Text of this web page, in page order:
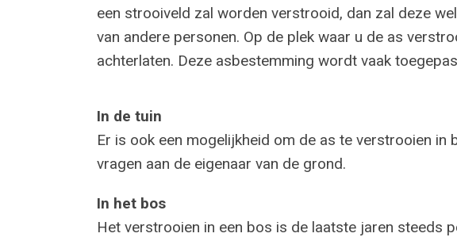
een strooiveld zal worden verstrooid, dan zal deze
van andere personen. Op de plek waar u de as
achterlaten. Deze asbestemming wordt vaak
In de tuin
Er is ook een mogelijkheid om de as te verstrooien
vragen aan de eigenaar van de grond.
In het bos
Het verstrooien in een bos is de laatste jaren steeds